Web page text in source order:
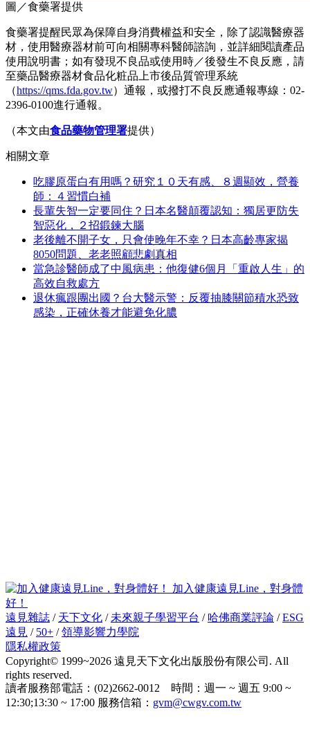
圖／食藥署提供
食藥署提醒民眾為保障自身消費權益和安全，除了認識醫療器
材，使用醫療器材前可向相關專科醫師諮詢，並詳細閱讀產品
使用說明書；如有發現不良品或使用時／後發生不良反應，請
至藥品醫療器材食品化粧品上市後品質管理系統
（https://qms.fda.gov.tw）通報，或撥打不良反應通報專線：02-
2396-0100進行通報。
（本文由食品藥物管理署提供）
相關文章
吃膠原蛋白有用嗎？研究１０天有感、８週顯效，營養
師：４習慣白補
長輩失智一定要同住？日本名醫顛覆認知：獨居更防失
智惡化，２招鍛鍊大腦
老後離不開子女，只會使晚年不幸？日本高齡專家揭
8050問題、老老照顧悲劇真相
當急診醫師成了中風病患：他復健6個月「重啟人生」的
高效自救處方
退休瘋跟團出國？台大醫示警：反覆抽膝關節積水恐致
感染，正確休養才能避免化膿
加入健康遠見Line，對身體
好！
遠見雜誌 / 天下文化 / 未來親子學習平台 / 哈佛商業評論 /ESG
遠見 / 50+ /領導影響力學院
隱私權政策
Copyright© 1999~2026 遠見天下文化出版股份有限公司. All
rights reserved.
讀者服務部電話：(02)2662-0012 時間：週一 ~ 週五 9:00 ~
12:30;13:30 ~ 17:00 服務信箱： gvm@cwgv.com.tw